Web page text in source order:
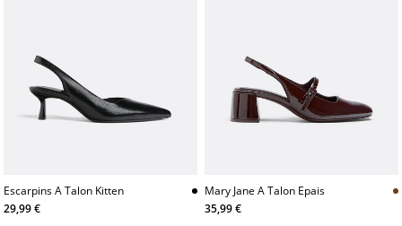
Escarpins A Talon Kitten
29,99 €
Mary Jane A Talon Epais
35,99 €